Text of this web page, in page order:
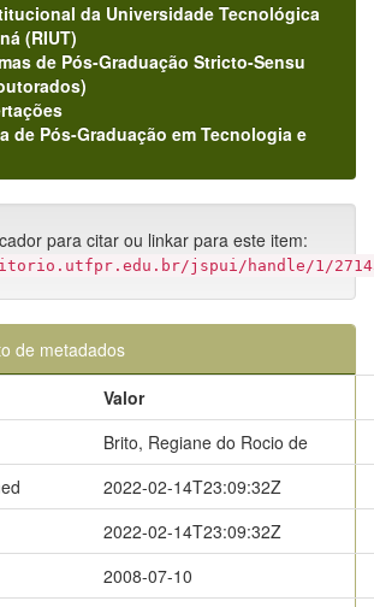
da Universidade Tecnológica
(RIUT)
de Pós-Graduação Stricto-Sensu
de Pós-Graduação em Tecnologia e
para citar ou linkar para este item:
jspui/handle/1/
de metadados
Valor
Brito, Regiane do Rocio de
2022-02-14T23:09:32Z
2022-02-14T23:09:32Z
2008-07-10